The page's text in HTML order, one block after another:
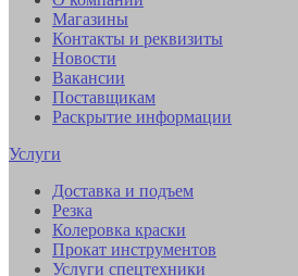
Магазины
Контакты и реквизиты
Новости
Вакансии
Поставщикам
Раскрытие информации
Услуги
Доставка и подъем
Резка
Колеровка краски
Прокат инструментов
Услуги спецтехники